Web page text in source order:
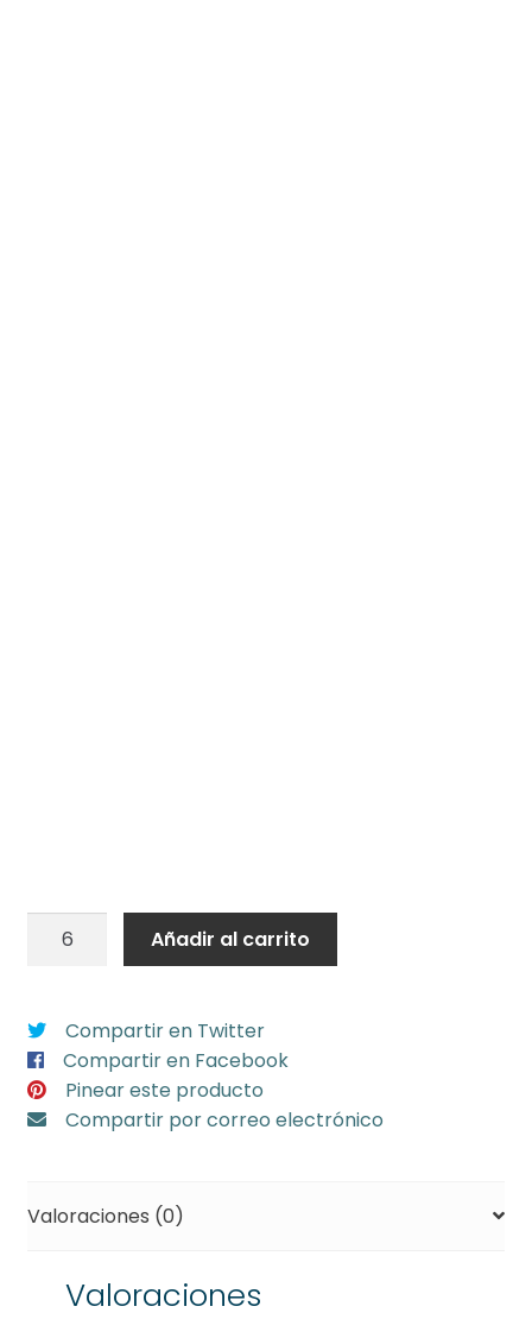
30
cm
espejo
Oro
Rosa
6)
Añadir al carrito
Compartir en Twitter
Compartir en Facebook
Pinear este producto
Compartir por correo electrónico
Valoraciones (0)
Valoraciones